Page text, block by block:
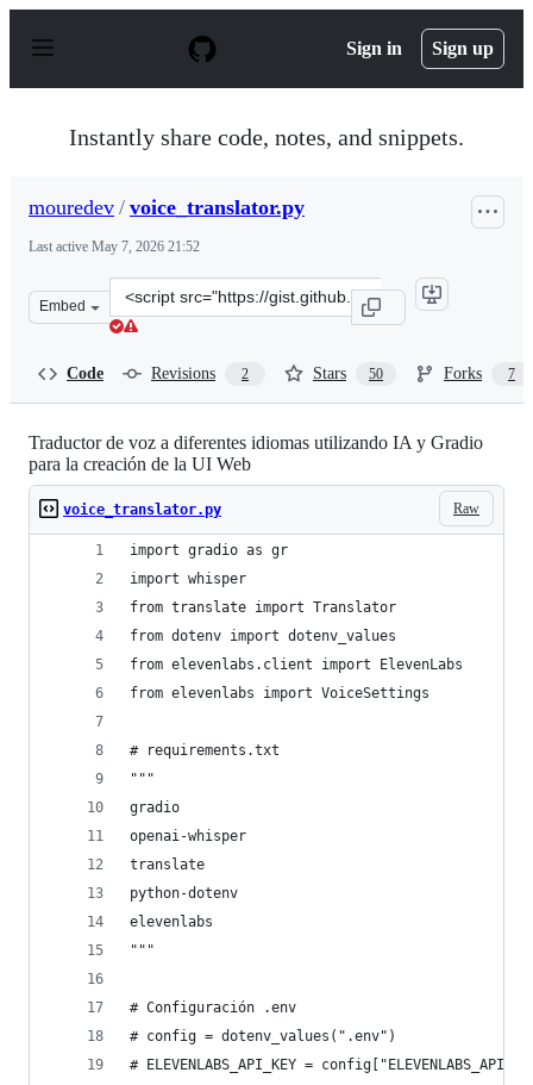
p
Sign in Sign up
Instantly share code, notes, and snippets.
mouredev / voice_translator.py
Last active May 7, 2026 21:52
Embed
Clone
this
Code Revisions 2 Stars 50 Forks 7
Traductor de voz a diferentes idiomas utilizando IA y Gradio
para la creación de la UI Web
Raw
voice_translator.py
import gradio as gr
import whisper
from translate import Translator
from dotenv import dotenv_values
from elevenlabs.client import ElevenLabs
from elevenlabs import VoiceSettings
# requirements.txt
"""
gradio
openai-whisper
translate
python-dotenv
elevenlabs
"""
# Configuración .env
# config = dotenv_values(".env")
# ELEVENLABS_API_KEY =